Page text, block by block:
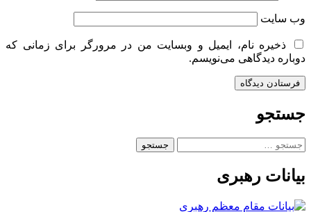
وب‌ سایت
ذخیره نام، ایمیل و وبسایت من در مرورگر برای زمانی که
دوباره دیدگاهی می‌نویسم.
جستجو
جستجو
بیانات رهبری